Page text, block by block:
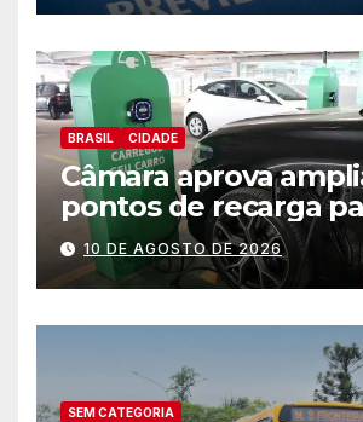
BRASIL CIDADE
Câmara aprova
pontos de recarga
veículos elétricos em
supermercados e
comerciais
10 DE AGOSTO DE 2026
SEM CATEGORIA